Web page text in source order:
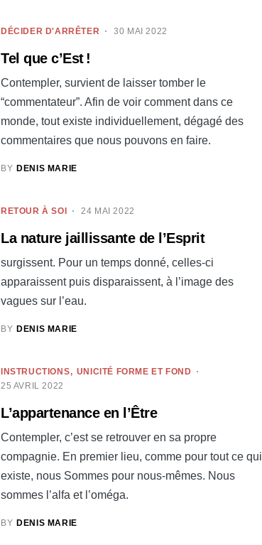
DÉCIDER D'ARRÊTER 30 MAI 2022
Tel que c’Est !
Contempler, survient de laisser tomber le
“commentateur”. Afin de voir comment dans ce
monde, tout existe individuellement, dégagé des
commentaires que nous pouvons en faire.
BY DENIS MARIE
RETOUR À SOI 24 MAI 2022
La nature jaillissante de l’Esprit
surgissent. Pour un temps donné, celles-ci
apparaissent puis disparaissent, à l’image des
vagues sur l’eau.
BY DENIS MARIE
INSTRUCTIONS
UNICITÉ FORME ET FOND
25 AVRIL 2022
L’appartenance en l’Être
Contempler, c’est se retrouver en sa propre
compagnie. En premier lieu, comme pour tout ce qui
existe, nous Sommes pour nous-mêmes. Nous
sommes l’alfa et l’oméga.
BY DENIS MARIE